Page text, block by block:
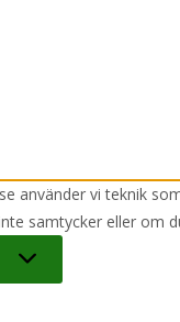
använder vi teknik
samtycker eller om